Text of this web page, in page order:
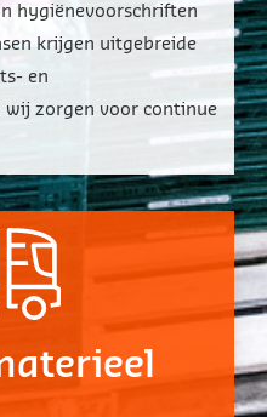
hygiënevoorschriften
krijgen uitgebreide
en
wij zorgen voor continue